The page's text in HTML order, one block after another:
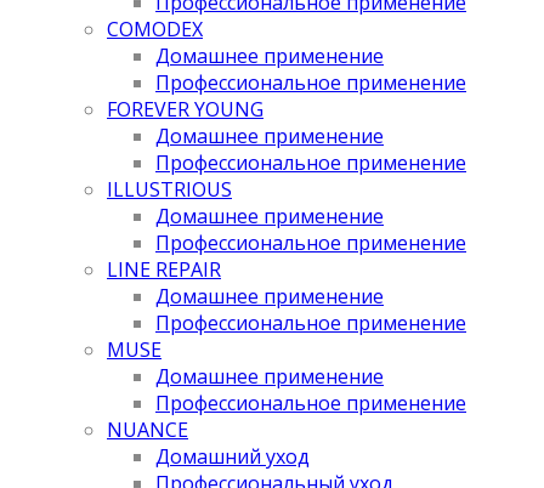
COMODEX
Домашнее применение
Профессиональное применение
FOREVER YOUNG
Домашнее применение
Профессиональное применение
ILLUSTRIOUS
Домашнее применение
Профессиональное применение
LINE REPAIR
Домашнее применение
Профессиональное применение
MUSE
Домашнее применение
Профессиональное применение
NUANCE
Домашний уход